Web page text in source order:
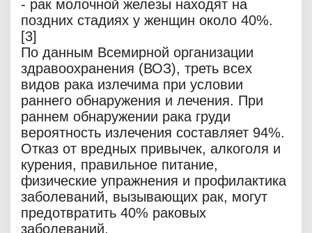
- рак молочной железы находят на
поздних стадиях у женщин около 40%.
[3]
По данным Всемирной организации
здравоохранения (ВОЗ), треть всех
видов рака излечима при условии
раннего обнаружения и лечения. При
раннем обнаружении рака груди
вероятность излечения составляет 94%.
Отказ от вредных привычек, алкоголя и
курения, правильное питание,
физические упражнения и профилактика
заболеваний, вызывающих рак, могут
предотвратить 40% раковых
заболеваний.